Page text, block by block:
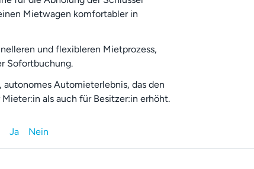
Mietwagen komfortabler in
und flexibleren Mietprozess,
Sofortbuchung.
Automieterlebnis, das den
als auch für Besitzer:in erhöht.